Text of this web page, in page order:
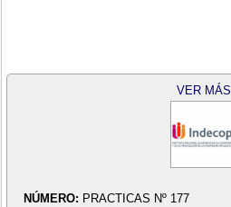
VER MÁS
NÚMERO: PRACTICAS Nº 177